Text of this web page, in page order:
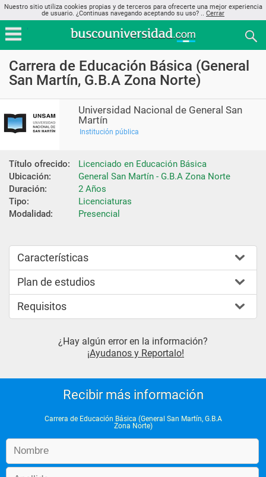
Nuestro sitio utiliza cookies propias y de terceros para ofrecerte una mejor experiencia
de usuario. ¿Continuas navegando aceptando su uso? .. Cerrar
Carrera de Educación Básica (General
San Martín, G.B.A Zona Norte)
Universidad Nacional de General San
Martín
Institución pública
Título ofrecido:
Licenciado en Educación Básica
Ubicación:
General San Martín - G.B.A Zona Norte
Duración:
2 Años
Tipo:
Licenciaturas
Modalidad:
Presencial
Características
Plan de estudios
Requisitos
¿Hay algún error en la información?
¡Ayudanos y Reportalo!
Recibir más información
Carrera de Educación Básica (General San Martín, G.B.A
Zona Norte)